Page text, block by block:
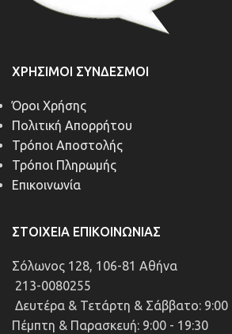
ΧΡΉΣΙΜΟΙ ΣΎΝΔΕΣΜΟΙ
Όροι Χρήσης
Πολιτική Απορρήτου
Τρόποι Αποστολής
Τρόποι Πληρωμής
Επικοινωνία
ΣΤΟΙΧΕΊΑ ΕΠΙΚΟΙΝΩΝΊΑΣ
Σόλωνος 128, 106-81 Αθήνα
213-0080255
Δευτέρα & Τετάρτη & Σάββατο: 9:00
Πέμπτη & Παρασκευή: 9:00 - 19:30